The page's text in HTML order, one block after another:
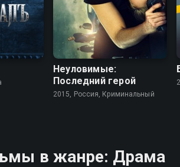
Неуловимые:
Последний герой
2015, Россия, Криминальный
в жанре: Драма